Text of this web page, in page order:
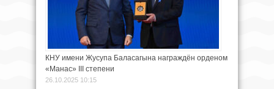
КНУ имени Жусупа Баласагына награждён орденом
«Манас» III степени
26.10.2025 10:15